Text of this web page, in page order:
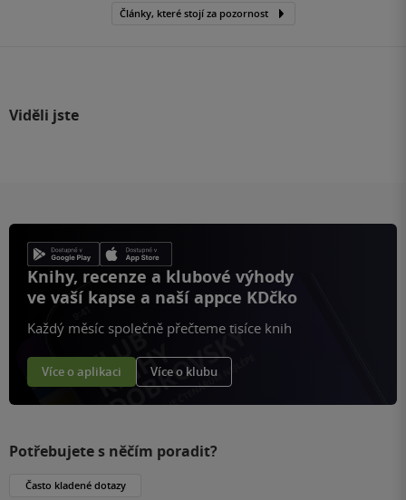
Články, které stojí za pozornost
Viděli jste
Knihy, recenze a klubové výhody
ve vaší kapse a naší appce KDčko
Každý měsíc společně přečteme tisíce knih
Více o aplikaci Více o klubu
Potřebujete s něčím poradit?
Často kladené dotazy